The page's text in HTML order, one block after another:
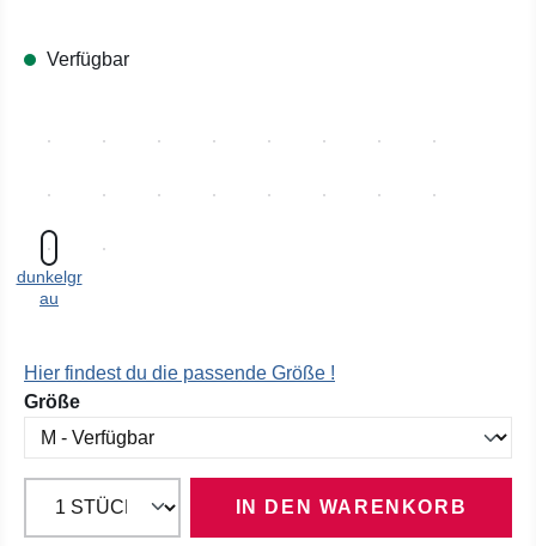
Verfügbar
dunkelgr
au
Hier findest du die passende Größe !
Größeauswählen
IN DEN WARENKORB